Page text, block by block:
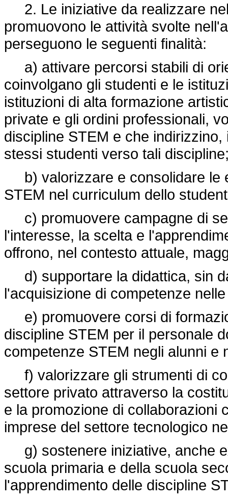
2. Le iniziative da realizzare
promuovono le attività svolte
perseguono le seguenti finalità:
a) attivare percorsi stabili di
coinvolgano gli studenti e le
istituzioni di alta formazione
private e gli ordini professionali,
discipline STEM e che
stessi studenti verso tali
b) valorizzare e consolidare le
STEM nel curriculum dello
c) promuovere campagne di
l'interesse, la scelta e
offrono, nel contesto attuale,
d) supportare la didattica, sin
l'acquisizione di competenze
e) promuovere corsi di
discipline STEM per il personale
competenze STEM negli alunni e
f) valorizzare gli strumenti di
settore privato attraverso la
e la promozione di collaborazioni
imprese del settore tecnologico
g) sostenere iniziative, anche
scuola primaria e della scuola
l'apprendimento delle discipline